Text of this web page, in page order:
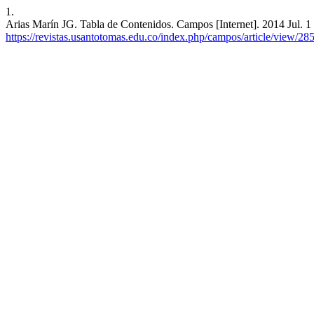
1.
Arias Marín JG. Tabla de Contenidos. Campos [Internet]. 2014 Jul.
https://revistas.usantotomas.edu.co/index.php/campos/article/view/